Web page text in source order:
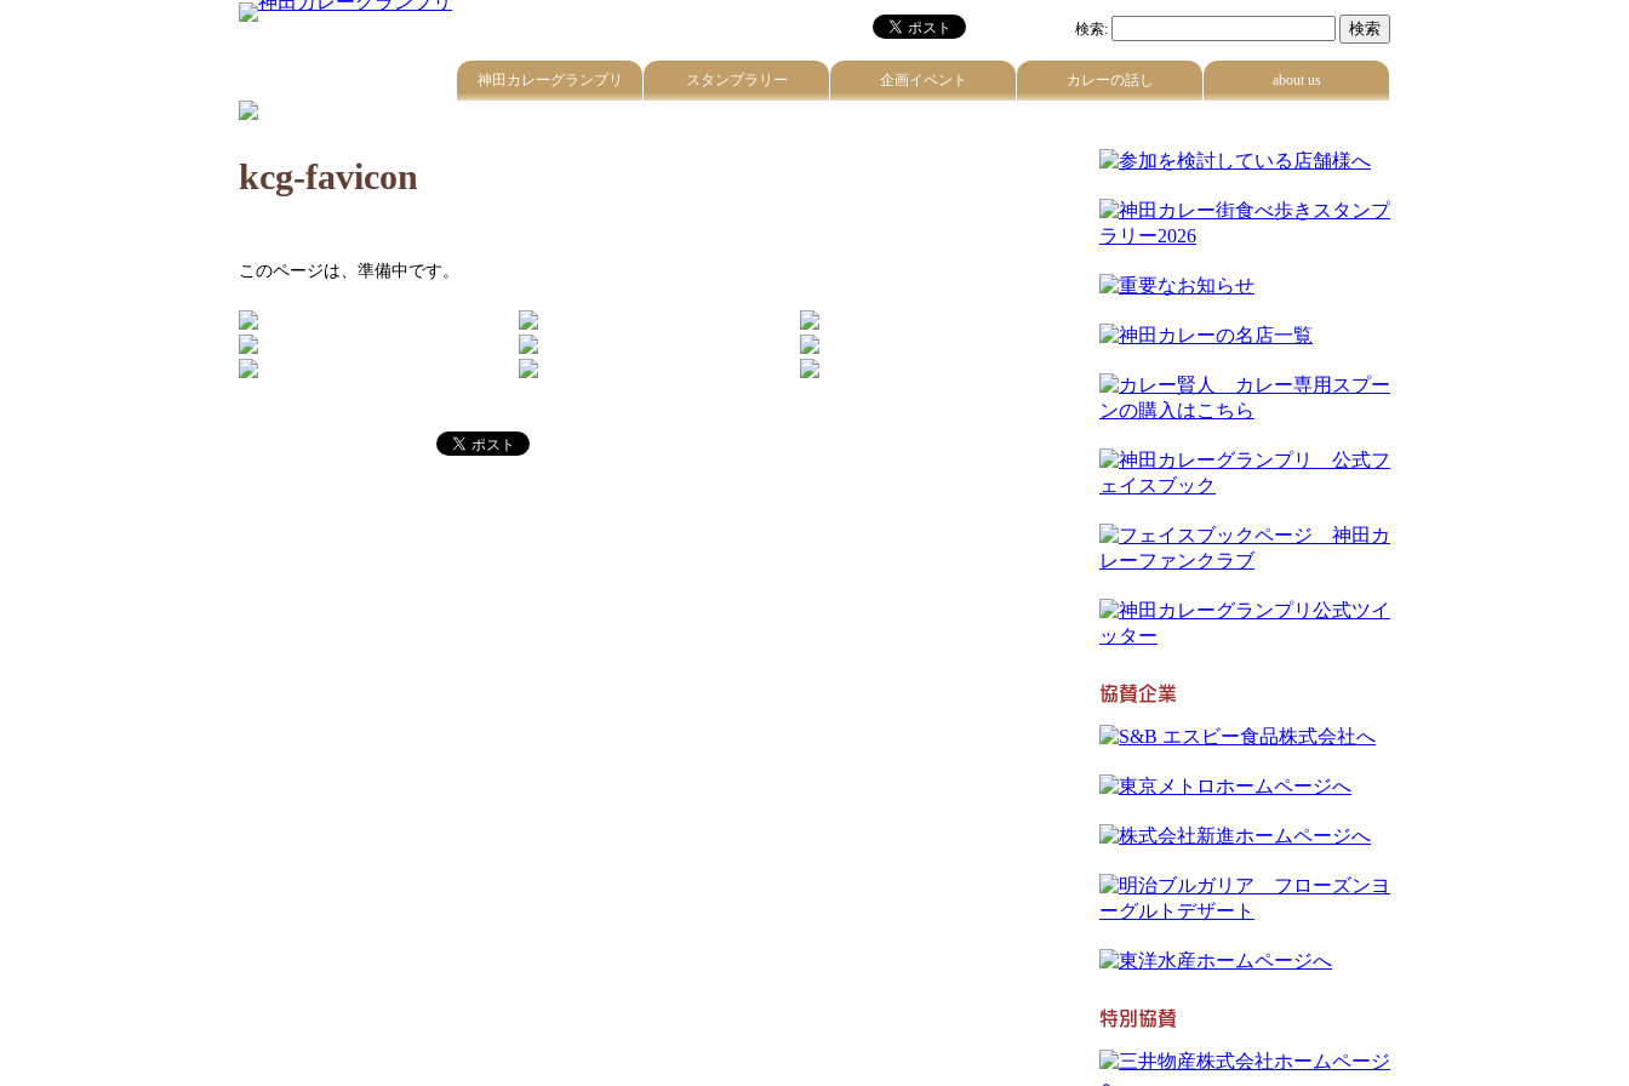
検索:
神田カレーグランプリ スタンプラリー 企画イベント カレーの話し about us
kcg-favicon
このページは、準備中です。
協賛企業
特別協賛